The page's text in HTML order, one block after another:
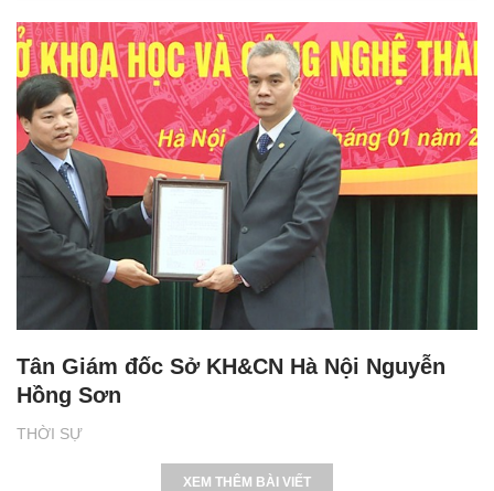
THỜI SỰ
Tân Giám đốc Sở KH&CN Hà Nội Nguyễn
Hồng Sơn
XEM THÊM BÀI VIẾT